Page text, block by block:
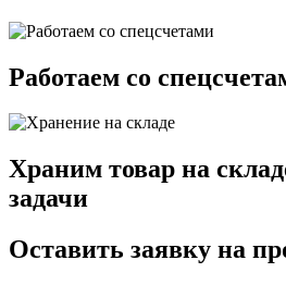
Работаем со
Храним товар на
задачи
Оставить заявку на